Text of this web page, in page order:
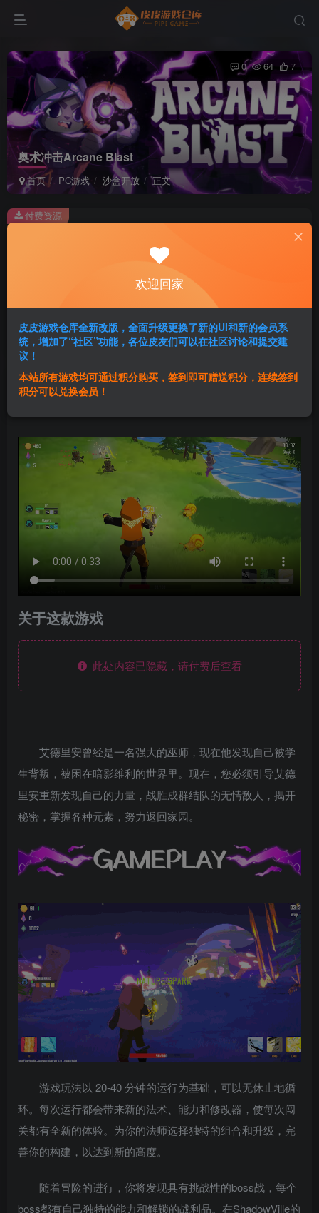
奥术冲击Arcane Blast
首页 PC游戏 沙盒开放 正文
0 64 7
此内容为付费资源，请付费后查看
2积分
黄金会员免费 超级会员免费
登录购买
付费资源
群主1号
关于这款游戏
此处内容已隐藏，请付费后查看
艾德里安曾经是一名强大的巫师，现在他发现自己被学
生背叛，被困在暗影维利的世界里。现在，您必须引导艾德
里安重新发现自己的力量，战胜成群结队的无情敌人，揭开
秘密，掌握各种元素，努力返回家园。
游戏玩法以 20-40 分钟的运行为基础，可以无休止地循
环。每次运行都会带来新的法术、能力和修改器，使每次闯
关都有全新的体验。为你的法师选择独特的组合和升级，完
善你的构建，以达到新的高度。
随着冒险的进行，你将发现具有挑战性的boss战，每个
boss都有自己独特的能力和解锁的战利品。在ShadowVille的
欢迎回家
皮皮游戏仓库全新改版，全面升级更换了新的UI和新的会员系
统，增加了“社区”功能，各位皮友们可以在社区讨论和提交建
议！
本站所有游戏均可通过积分购买，签到即可赠送积分，连续签到
积分可以兑换会员！